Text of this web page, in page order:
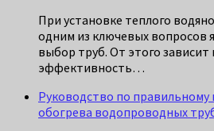
При установке теплого
одним из ключевых вопросов
выбор труб. От этого зависит
эффективность…
Руководство по правильному
обогрева водопроводных